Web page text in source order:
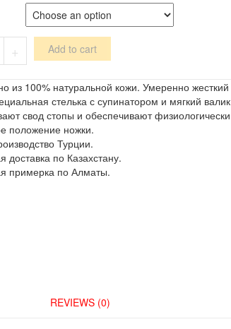
+ Add to cart
из 100% натуральной кожи. Умеренно жесткий
стелька с супинатором и мягкий валик
свод стопы и обеспечивают физиологически
положение ножки.
Турции.
доставка по Казахстану.
примерка по Алматы.
REVIEWS (0)